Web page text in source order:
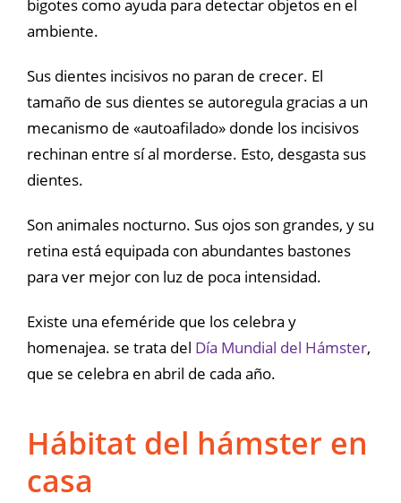
bigotes como ayuda para detectar objetos en el
ambiente.
Sus dientes incisivos no paran de crecer. El
tamaño de sus dientes se autoregula gracias a un
mecanismo de «autoafilado» donde los incisivos
rechinan entre sí al morderse. Esto, desgasta sus
dientes.
Son animales nocturno. Sus ojos son grandes, y su
retina está equipada con abundantes bastones
para ver mejor con luz de poca intensidad.
Existe una efeméride que los celebra y
homenajea. se trata del Día Mundial del Hámster,
que se celebra en abril de cada año.
Hábitat del hámster en
casa